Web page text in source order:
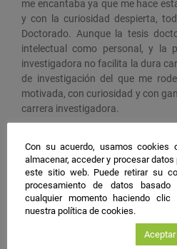
me encantaba ya que me hace
y con la curiosidad despierta,
Doctorado. Aunque la tesis
intelectual como personal, y la
investigadora no facilita la dura
de investigación del que me
motivada, con curiosidad y con
carrera investigadora.
Aportar nuevos conocimientos en
Con su acuerdo, usamos cookies
almacenar, acceder y procesar
este sitio web. Puede retirar su
procesamiento de datos
cualquier momento haciendo clic
nuestra política de cookies.
Aceptar